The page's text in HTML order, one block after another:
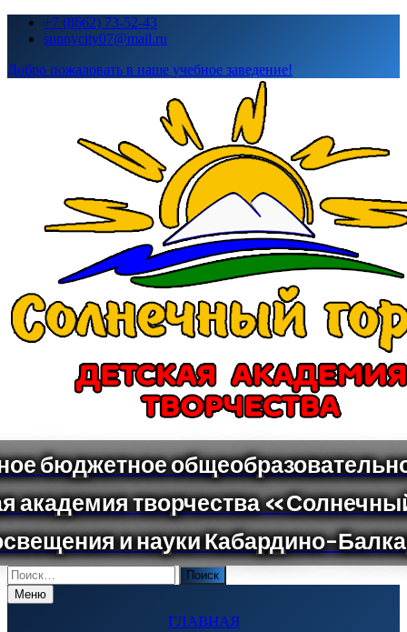
Перейти+7 (8662) 73-52-43
sunnycity07@mail.ru
Добро пожаловать в наше учебное заведение!
Поиск
по:Меню
ГЛАВНАЯ